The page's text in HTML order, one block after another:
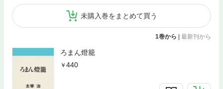
未購入巻をまとめて買う
1巻から | 最新刊から
ろまん燈籠
440